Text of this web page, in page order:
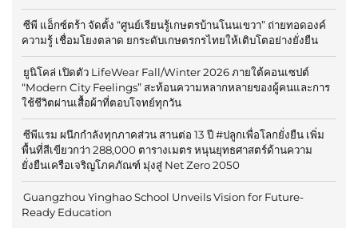
ซีพี แอ็กซ์ตร้า จัดตั้ง “ศูนย์เรียนรู้เกษตรบ้านโนนเขวา” ถ่ายทอดองค์
ความรู้ เชื่อมโยงตลาด ยกระดับเกษตรกรไทยให้เติบโตอย่างยั่งยืน
ยูนิโคล่ เปิดตัว LifeWear Fall/Winter 2026 ภายใต้คอนเซปต์
“Modern City Feelings” สะท้อนความหลากหลายของผู้คนและการ
ใช้ชีวิตผ่านเสื้อผ้าที่ตอบโจทย์ทุกวัน
ซีพีแรม ผนึกกำลังทุกภาคส่วน สานต่อ 13 ปี #ปลูกเพื่อโลกยั่งยืน เพิ่ม
พื้นที่สีเขียวกว่า 288,000 ตารางเมตร หนุนยุทธศาสตร์ด้านความ
ยั่งยืนเครือเจริญโภคภัณฑ์ มุ่งสู่ Net Zero 2050
Guangzhou Yinghao School Unveils Vision for Future-
Ready Education